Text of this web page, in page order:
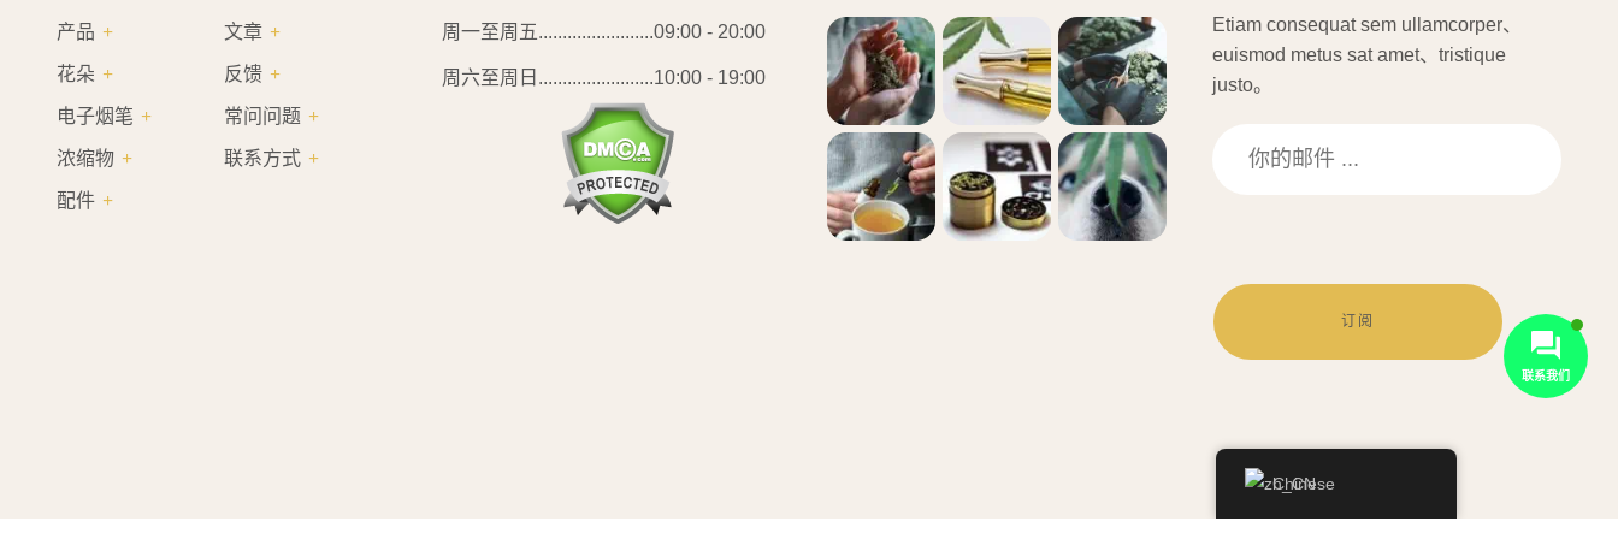
产品 文章
花朵 反馈
电子烟笔 常问问题
浓缩物 联系方式
配件
周一至周五........................09:00 - 20:00
周六至周日........................10:00 - 19:00
Etiam consequat sem ullamcorper、
euismod metus sat amet、tristique
justo。
订阅
Chinese
联系我们